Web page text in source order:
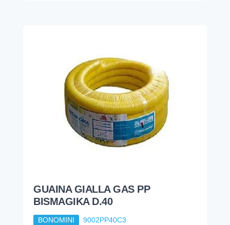
GUAINA GIALLA GAS PP
BISMAGIKA D.40
BONOMINI 9002PP40C3